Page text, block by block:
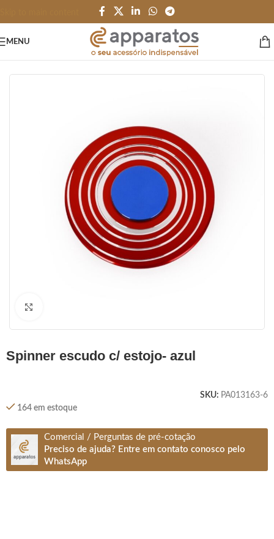
MENU
BRINQUEDOS e JOGOS/Terapeutico
spinner escudo c/ estojo- azul
SKU: PA013163-6
164 em estoque
Comercial / Perguntas de pré-cotação
Preciso de ajuda? Entre em contato conosco pelo
WhatsApp